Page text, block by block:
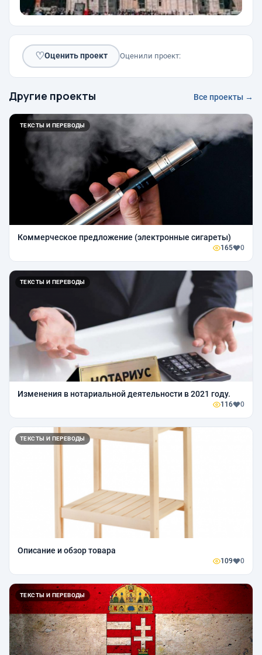
♡Оценить проект Оценили проект:
Другие проекты Все проекты →
ТЕКСТЫ И ПЕРЕВОДЫ
Коммерческое предложение (электронные сигареты)
165 0
ТЕКСТЫ И ПЕРЕВОДЫ
Изменения в нотариальной деятельности в 2021 году.
116 0
ТЕКСТЫ И ПЕРЕВОДЫ
Описание и обзор товара
109 0
ТЕКСТЫ И ПЕРЕВОДЫ